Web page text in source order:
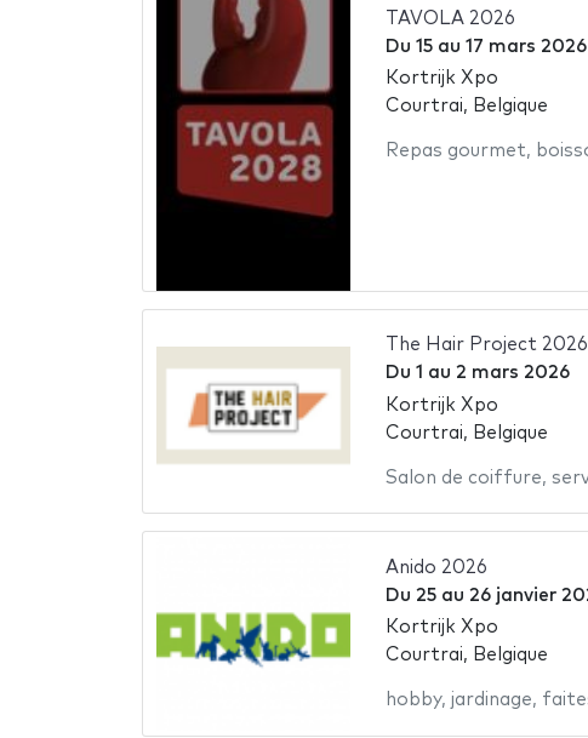
TAVOLA 2026
Du 15au 17 mars 2026
Kortrijk Xpo
Courtrai, Belgique
Repas gourmet,
The Hair Project 2026
Du 1 au 2 mars 2026
Kortrijk Xpo
Courtrai, Belgique
Salon de coiffure,
Anido 2026
Du 25au 26 janvier
Kortrijk Xpo
Courtrai, Belgique
hobby, jardinage,